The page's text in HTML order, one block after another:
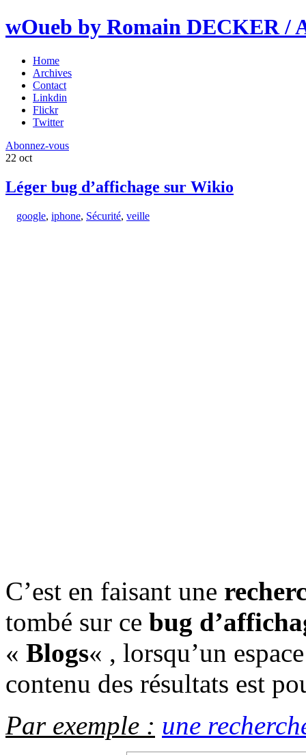
wOueb by Romain DECKER /
Home
Archives
Contact
Linkdin
Flickr
Twitter
Abonnez-vous
22 oct
Léger bug d’affichage sur Wikio
google, iphone, Sécurité, veille
C’est en faisant une
tombé sur ce bug
« Blogs« , lorsqu’un
contenu des résultats est
Par exemple : une